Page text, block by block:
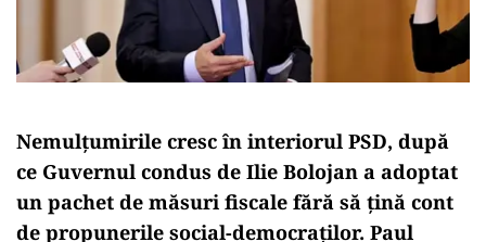
Nemulțumirile cresc în interiorul PSD, după
ce Guvernul condus de Ilie Bolojan a adoptat
un pachet de măsuri fiscale fără să țină cont
de propunerile social-democraților. Paul